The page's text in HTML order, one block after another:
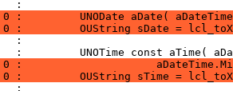
0 :         UNODate aDate(
0 :         OUString sDate =
0 :
0 :         OUString sTime =